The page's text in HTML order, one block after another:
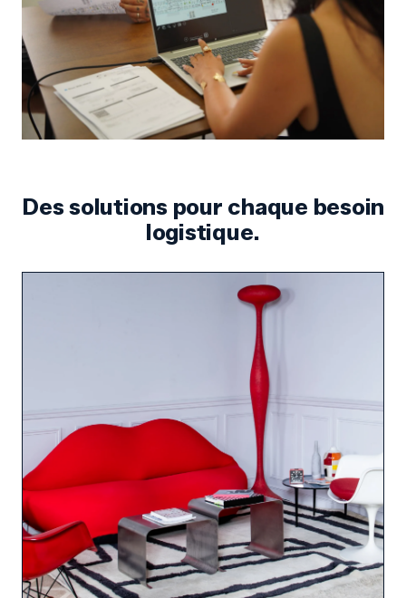
Des solutions pour chaque besoin
logistique.